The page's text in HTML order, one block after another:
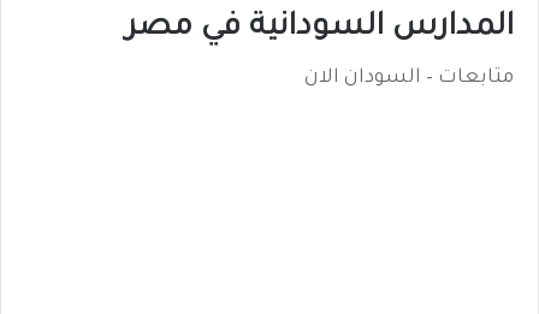
المدارس السودانية في مصر
متابعات – السودان الان